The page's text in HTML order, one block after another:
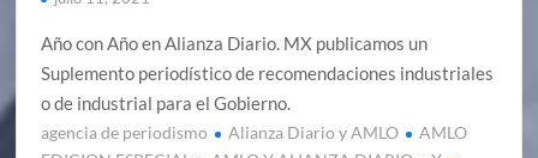
Año con Año en Alianza Diario. MX publicamos un
Suplemento periodístico de recomendaciones industriales
o de industrial para el Gobierno.
agencia de periodismo Alianza Diario y AMLO
AMLO